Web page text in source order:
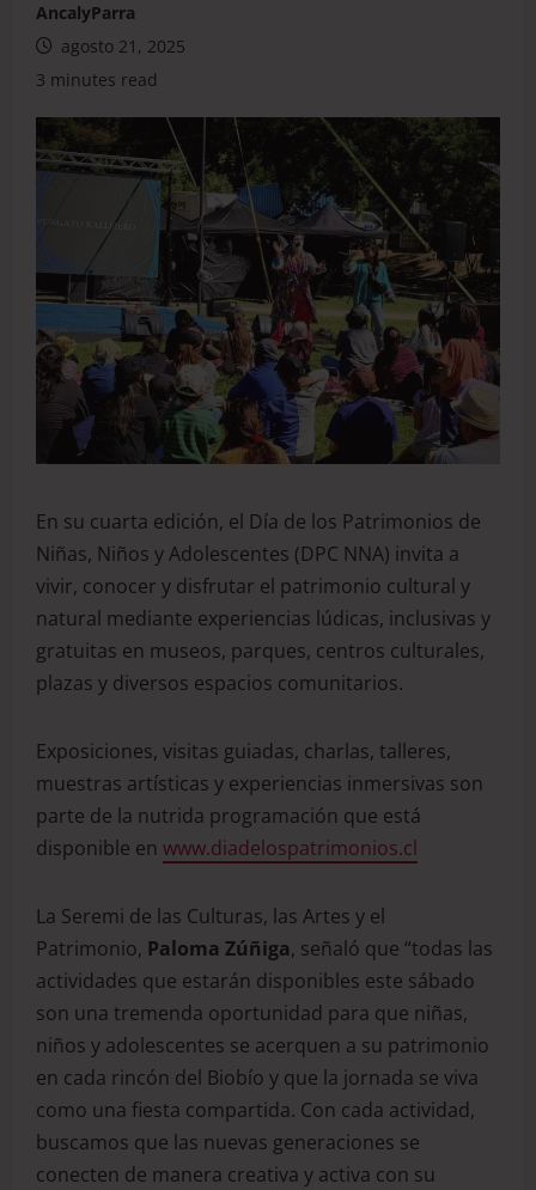
AncalyParra
agosto 21, 2025
3 minutes read
En su cuarta edición, el Día de los Patrimonios de
Niñas, Niños y Adolescentes (DPC NNA) invita a
vivir, conocer y disfrutar el patrimonio cultural y
natural mediante experiencias lúdicas, inclusivas y
gratuitas en museos, parques, centros culturales,
plazas y diversos espacios comunitarios.
Exposiciones, visitas guiadas, charlas, talleres,
muestras artísticas y experiencias inmersivas son
parte de la nutrida programación que está
disponible en www.diadelospatrimonios.cl
La Seremi de las Culturas, las Artes y el
Patrimonio, Paloma Zúñiga, señaló que “todas las
actividades que estarán disponibles este sábado
son una tremenda oportunidad para que niñas,
niños y adolescentes se acerquen a su patrimonio
en cada rincón del Biobío y que la jornada se viva
como una fiesta compartida. Con cada actividad,
buscamos que las nuevas generaciones se
conecten de manera creativa y activa con su